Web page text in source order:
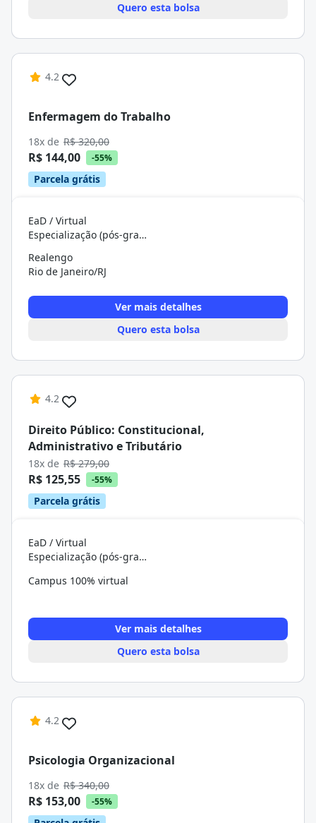
Quero esta bolsa
4.2
Enfermagem do Trabalho
18x de R$ 320,00
R$ 144,00 -55%
Parcela grátis
EaD / Virtual
Especialização (pós-graduação)
Realengo
Rio de Janeiro/RJ
Ver mais detalhes
Quero esta bolsa
4.2
Direito Público: Constitucional,
Administrativo e Tributário
18x de R$ 279,00
R$ 125,55 -55%
Parcela grátis
EaD / Virtual
Especialização (pós-graduação)
Campus 100% virtual
Ver mais detalhes
Quero esta bolsa
4.2
Psicologia Organizacional
18x de R$ 340,00
R$ 153,00 -55%